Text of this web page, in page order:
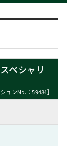
コンサ
キャリ
MBAの
日本か
パワー
ペシャリ
ションNo.：59484］